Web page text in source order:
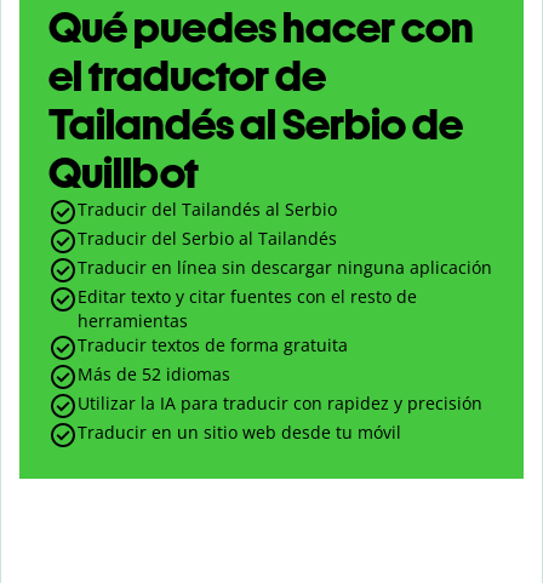
Qué puedes hacer con
el traductor de
Tailandés al Serbio de
Quillbot
Traducir del Tailandés al Serbio
Traducir del Serbio al Tailandés
Traducir en línea sin descargar ninguna aplicación
Editar texto y citar fuentes con el resto de
herramientas
Traducir textos de forma gratuita
Más de 52 idiomas
Utilizar la IA para traducir con rapidez y precisión
Traducir en un sitio web desde tu móvil